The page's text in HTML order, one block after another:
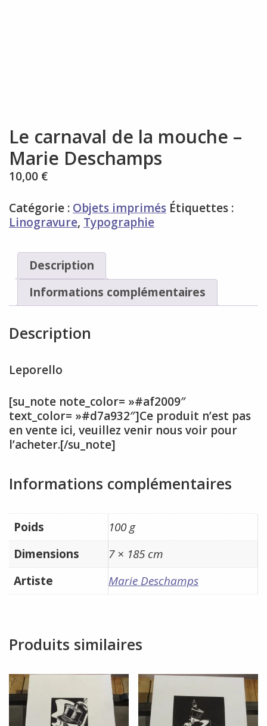
Le carnaval de la mouche –
Marie Deschamps
10,00 €
Catégorie : Objets imprimés Étiquettes :
Linogravure, Typographie
Description
Informations complémentaires
Description
Leporello
[su_note note_color= »#af2009″
text_color= »#d7a932″]Ce produit n’est pas
en vente ici, veuillez venir nous voir pour
l’acheter.[/su_note]
Informations complémentaires
Poids
100 g
Dimensions
7 × 185 cm
Artiste
Marie Deschamps
Produits similaires